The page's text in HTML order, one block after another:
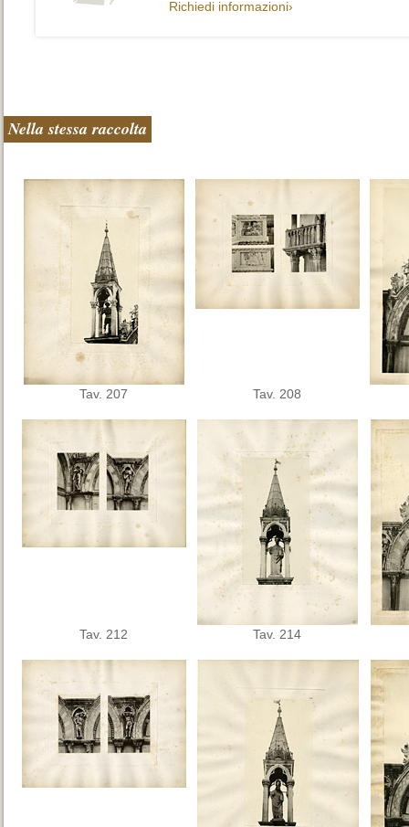
Richiedi informazioni›
Nella stessa raccolta
Tav. 207 Tav. 208
Tav. 212 Tav. 214